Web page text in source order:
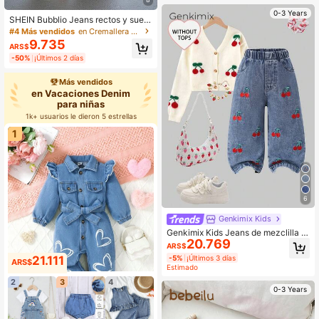
SHEIN Bubblio Jeans rectos y suelt
os de estilo vintage azul para niña b
#4 Más vendidos en Cremallera Denim para niñas
ARS$9.735
-50% ¡Últimos 2 días
Más vendidos
en Vacaciones Denim
para niñas
1k+ usuarios le dieron 5 estrellas
1
ARS$21.111
2 3 4
átil para uso diario
0-3 Years
6
Genkimix Kids
Genkimix Kids Jeans de mezclilla vi
ntage lavados para niñas bebé, cint
ura elástica, bordado de cereza, pie
rna recta relajada, tela suave y cóm
oda, de moda para ocasiones casua
les, vacaciones, festivales de músic
a y fiestas
ARS$20.769
-5% ¡Últimos 3 días
Estimado
0-3 Years